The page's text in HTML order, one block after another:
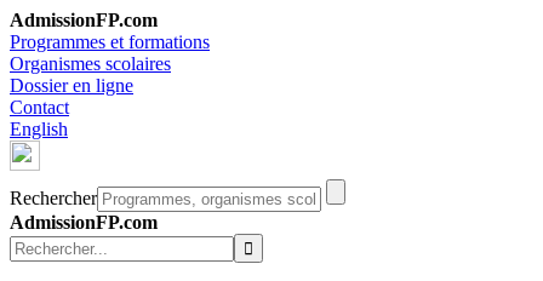
AdmissionFP.com
Programmes et formations
Organismes scolaires
Dossier en ligne
Contact
English
Rechercher
AdmissionFP.com